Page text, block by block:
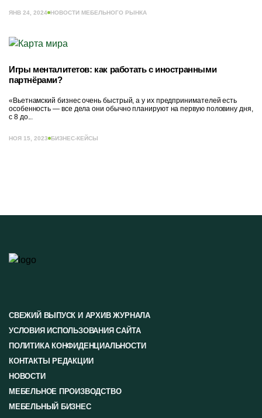
ЯНВ 24, 2024 НОВОСТИ МЕБЕЛЬНОГО РЫНКА
Игры менталитетов: как работать с иностранными
партнёрами?
«Вьетнамский бизнес очень быстрый, а у их предпринимателей есть
особенность — все дела они обычно планируют на первую половину дня,
с 8 до...
НОЯ 15, 2023 БИЗНЕС-КЕЙСЫ
СВЕЖИЙ ВЫПУСК И АРХИВ ЖУРНАЛА
УСЛОВИЯ ИСПОЛЬЗОВАНИЯ САЙТА
ПОЛИТИКА КОНФИДЕНЦИАЛЬНОСТИ
КОНТАКТЫ РЕДАКЦИИ
НОВОСТИ
МЕБЕЛЬНОЕ ПРОИЗВОДСТВО
МЕБЕЛЬНЫЙ БИЗНЕС